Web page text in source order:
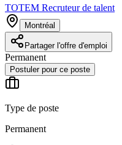
TOTEM Recruteur de talent
Montréal
Partager l'offre d'emploi
Permanent
Postuler pour ce poste
Type de poste
Permanent